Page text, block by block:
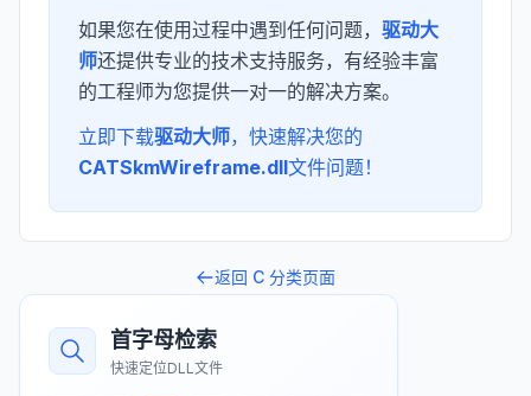
如果您在使用过程中遇到任何问题， 驱动大
师还提供专业的技术支持服务，有经验丰富
的工程师为您提供一对一的解决方案。
立即下载驱动大师，快速解决您的
CATSkmWireframe.dll文件问题！
返回 C 分类页面
首字母检索
快速定位DLL文件